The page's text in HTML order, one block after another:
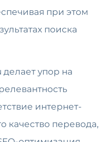
при этом
поиска
делает упор на
интернет-
качество перевода,